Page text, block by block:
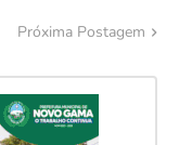
Próxima Postagem